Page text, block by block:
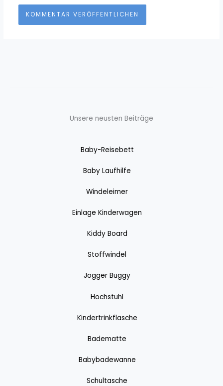
Unsere neusten Beiträge
Baby-Reisebett
Baby Laufhilfe
Windeleimer
Einlage Kinderwagen
Kiddy Board
Stoffwindel
Jogger Buggy
Hochstuhl
Kindertrinkflasche
Badematte
Babybadewanne
Schultasche